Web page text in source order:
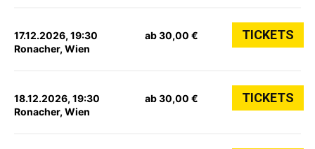
17.12.2026, 19:30
Ronacher, Wien
ab 30,00 € TICKETS
18.12.2026, 19:30
Ronacher, Wien
ab 30,00 € TICKETS